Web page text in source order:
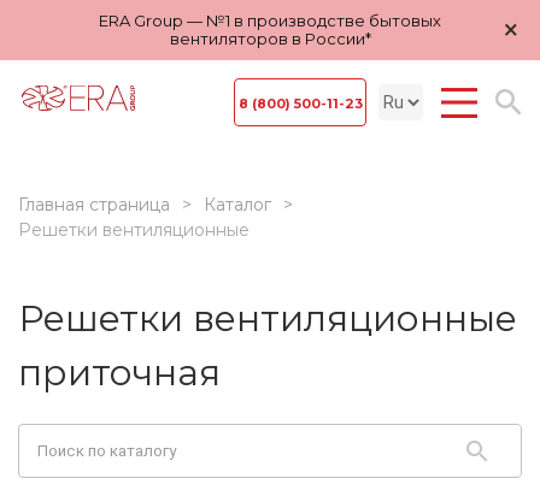
ERA Group — №1 в производстве бытовых
вентиляторов в России*
×
8 (800) 500-11-23
Главная страница
Каталог
Решетки вентиляционные
Решетки вентиляционные
приточная